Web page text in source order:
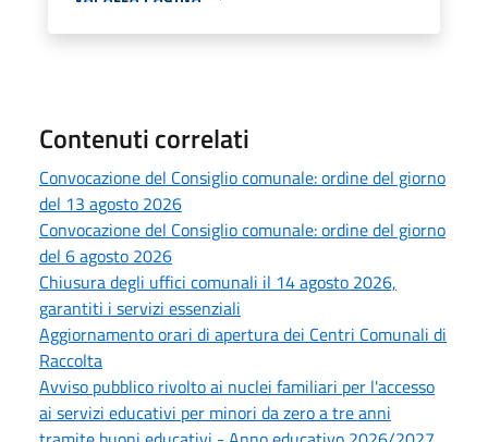
Contenuti correlati
Convocazione del Consiglio comunale: ordine del giorno
del 13 agosto 2026
Convocazione del Consiglio comunale: ordine del giorno
del 6 agosto 2026
Chiusura degli uffici comunali il 14 agosto 2026,
garantiti i servizi essenziali
Aggiornamento orari di apertura dei Centri Comunali di
Raccolta
Avviso pubblico rivolto ai nuclei familiari per l'accesso
ai servizi educativi per minori da zero a tre anni